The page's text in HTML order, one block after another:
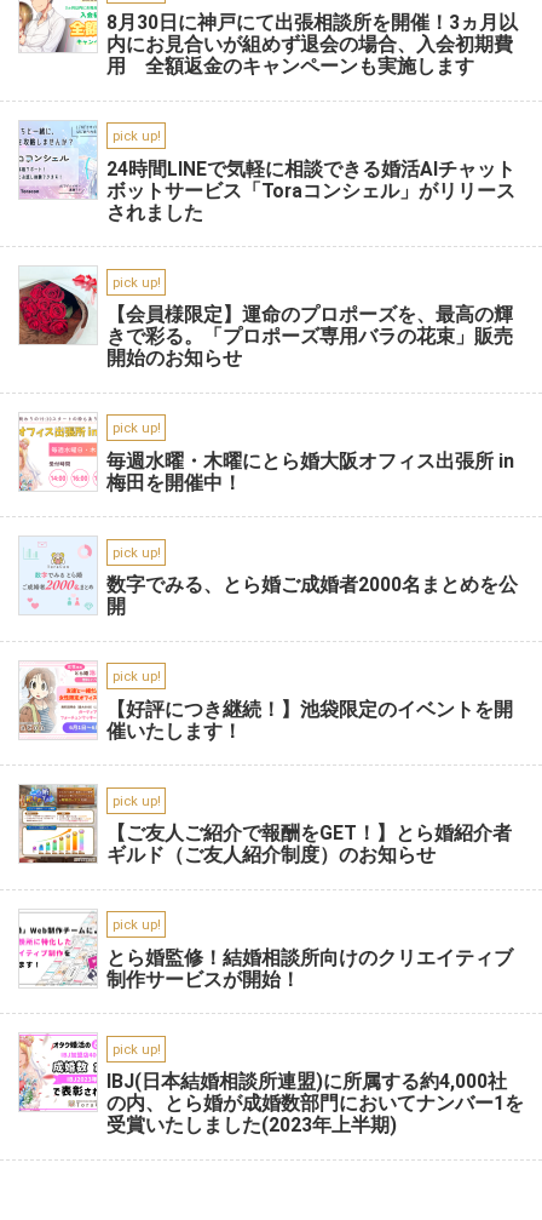
8月30日に神戸にて出張相談所を開催！3ヵ月以
内にお見合いが組めず退会の場合、入会初期費
用 全額返金のキャンペーンも実施します
pick up!
24時間LINEで気軽に相談できる婚活AIチャット
ボットサービス「Toraコンシェル」がリリース
されました
pick up!
【会員様限定】運命のプロポーズを、最高の輝
きで彩る。「プロポーズ専用バラの花束」販売
開始のお知らせ
pick up!
毎週水曜・木曜にとら婚大阪オフィス出張所 in
梅田を開催中！
pick up!
数字でみる、とら婚ご成婚者2000名まとめを公
開
pick up!
【好評につき継続！】池袋限定のイベントを開
催いたします！
pick up!
【ご友人ご紹介で報酬をGET！】とら婚紹介者
ギルド（ご友人紹介制度）のお知らせ
pick up!
とら婚監修！結婚相談所向けのクリエイティブ
制作サービスが開始！
pick up!
IBJ(日本結婚相談所連盟)に所属する約4,000社
の内、とら婚が成婚数部門においてナンバー1を
受賞いたしました(2023年上半期)